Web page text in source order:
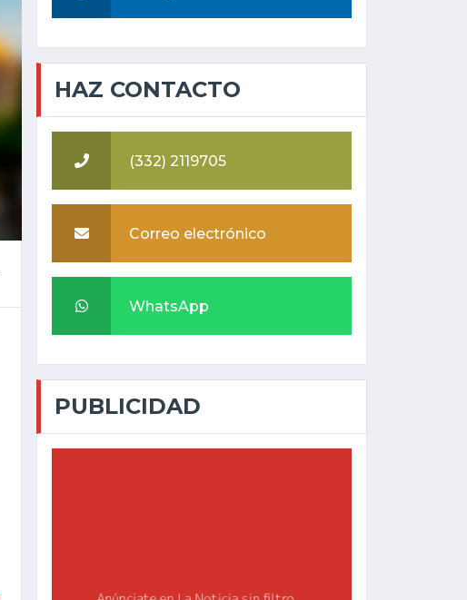
HAZ CONTACTO
(332) 2119705
Correo electrónico
WhatsApp
PUBLICIDAD